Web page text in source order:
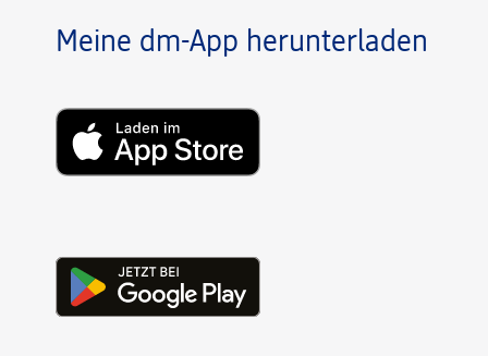
Meine dm-App herunterladen